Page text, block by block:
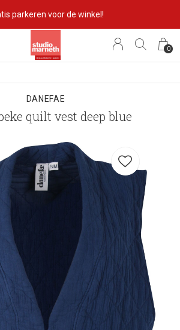
0
parkeren voor de winkel!
DANEFAE
quilt vest deep blue